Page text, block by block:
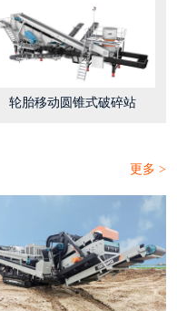
轮胎移动圆锥式破碎站
更多 >